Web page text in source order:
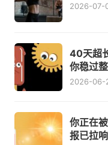
2026-07-
40天超
你稳过
2026-06-
你正在
报已拉响